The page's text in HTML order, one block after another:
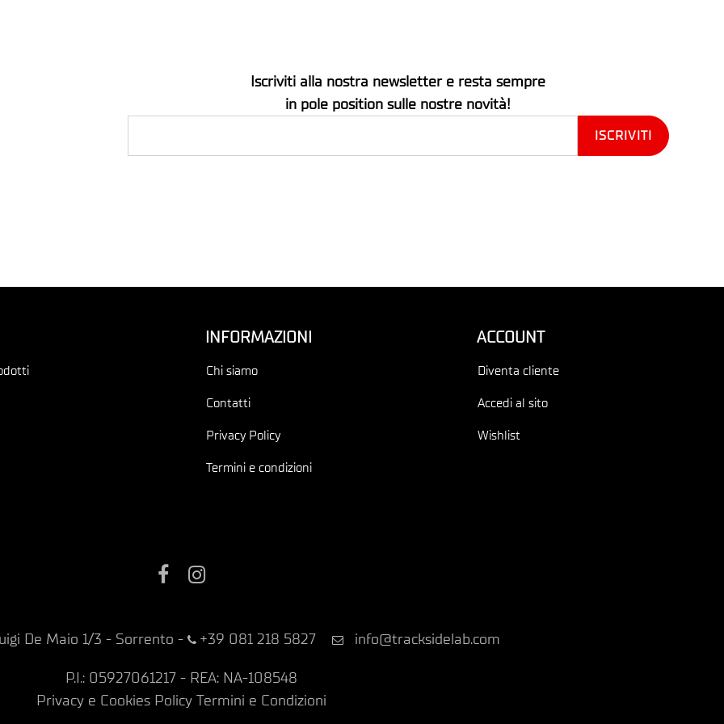
Iscriviti alla nostra newsletter e resta sempre
in pole position sulle nostre novità!
INFORMAZIONI
Chi siamo
Contatti
Privacy Policy
Termini e condizioni
ACCOUNT
Diventa cliente
Accedi al sito
Wishlist
Facebook
De Maio 1/3 - Sorrento - +39 081 218 5827 info@tracksidelab.com
P.I.: 05927061217 - REA: NA-108548
Privacy e Cookies Policy Termini e Condizioni